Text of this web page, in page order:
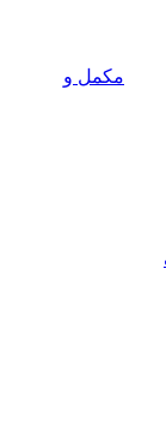
مکمل و